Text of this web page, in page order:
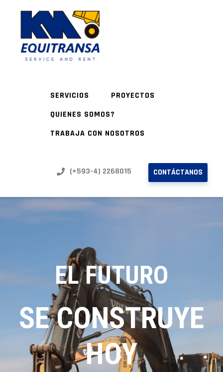
SERVICIOS
PROYECTOS
QUIENES SOMOS?
TRABAJA CON NOSOTROS
(+593-4) 2268015 CONTÁCTANOS
EL FUTURO
SE CONSTRUYE
HOY